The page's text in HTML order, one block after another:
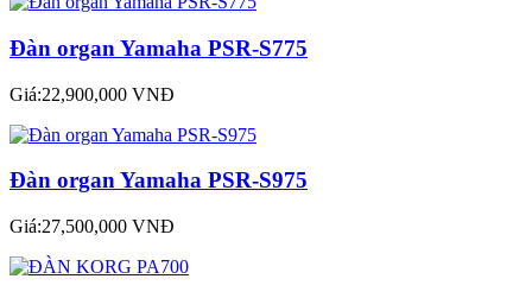
Đàn organ Yamaha PSR-S775
Giá:22,900,000 VNĐ
Đàn organ Yamaha PSR-S975
Giá:27,500,000 VNĐ